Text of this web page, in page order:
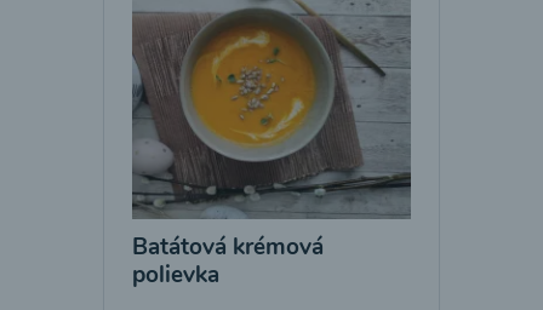
Batátová krémová
polievka